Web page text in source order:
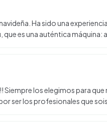
Ha sido una
es una auténtica máquina:
Siempre los elegimos para
ser los profesionales que sois